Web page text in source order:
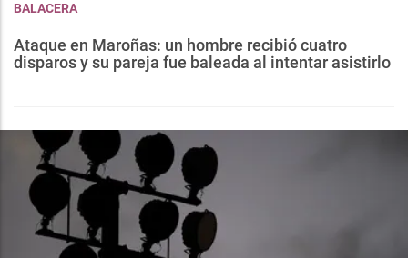
BALACERA
Ataque en Maroñas: un hombre recibió cuatro
disparos y su pareja fue baleada al intentar asistirlo